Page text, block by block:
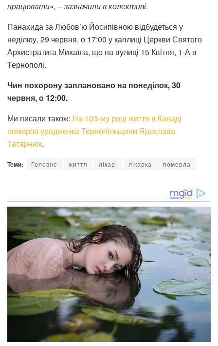
працювати», – зазначили в колективі.
Панахида за Любов’ю Йосипівною відбудеться у
неділюу, 29 червня, о 17:00 у каплиці Церкви Святого
Архистратига Михаїла, що на вулиці 15 Квітня, 1-А в
Тернополі.
Чин похорону заплановано на понеділок, 30
червня, о 12:00.
Ми писали також: На 103-му році життя в Канаді
померла уродженка Тернопільщини Ярослава
Татарнюк.
Теми: Головне життя лікарі лікарка померла